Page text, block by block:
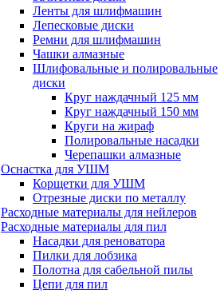
Ленты для шлифмашин
Лепесковые диски
Ремни для шлифмашин
Чашки алмазные
Шлифовальные и полировальные
диски
Круг наждачный 125 мм
Круг наждачный 150 мм
Круги на жираф
Полировальные насадки
Черепашки алмазные
Оснастка для УШМ
Корщетки для УШМ
Отрезные диски по металлу
Расходные материалы для нейлеров
Расходные материалы для пил
Насадки для реноватора
Пилки для лобзика
Полотна для сабельной пилы
Цепи для пил